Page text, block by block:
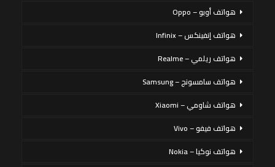
هواتف أوبو – Oppo
هواتف إنفينكس – Infinix
هواتف ريلمي – Realme
هواتف سامسونج – Samsung
هواتف شاومي – Xiaomi
هواتف فيفو – Vivo
هواتف نوكيا – Nokia